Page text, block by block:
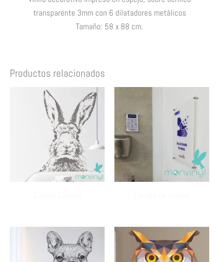
transparente 3mm con 6 dilatadores metálicos
Tamaño: 58 x 88 cm.
Productos relacionados